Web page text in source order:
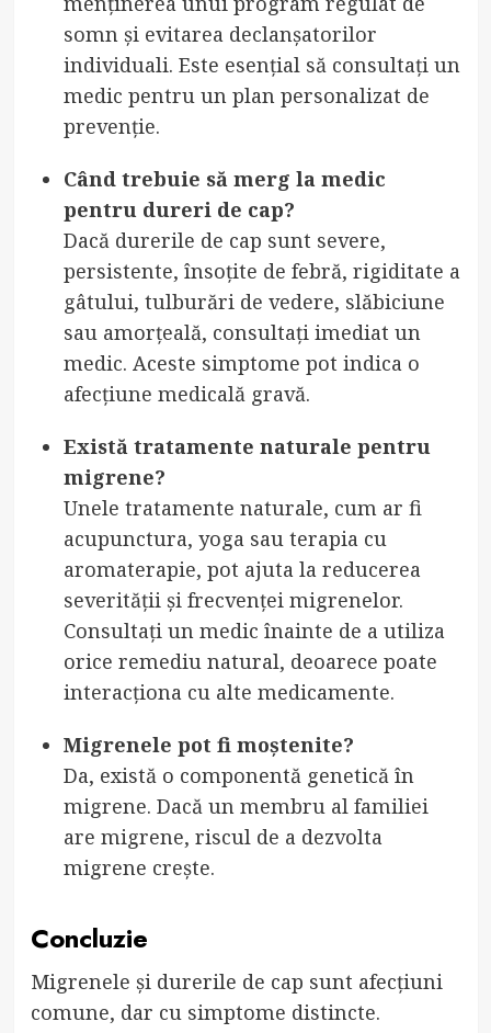
somn și evitarea declanșatorilor
individuali. Este esențial să consultați un
medic pentru un plan personalizat de
prevenție.
Când trebuie să merg la medic
pentru dureri de cap?
Dacă durerile de cap sunt severe,
persistente, însoțite de febră, rigiditate a
gâtului, tulburări de vedere, slăbiciune
sau amorțeală, consultați imediat un
medic. Aceste simptome pot indica o
afecțiune medicală gravă.
Există tratamente naturale pentru
migrene?
Unele tratamente naturale, cum ar fi
acupunctura, yoga sau terapia cu
aromaterapie, pot ajuta la reducerea
severității și frecvenței migrenelor.
Consultați un medic înainte de a utiliza
orice remediu natural, deoarece poate
interacționa cu alte medicamente.
Migrenele pot fi moștenite?
Da, există o componentă genetică în
migrene. Dacă un membru al familiei
are migrene, riscul de a dezvolta
migrene crește.
Concluzie
Migrenele și durerile de cap sunt afecțiuni
comune, dar cu simptome distincte.